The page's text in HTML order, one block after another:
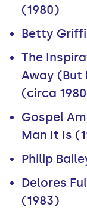
(1980)
Betty
The
Away (But
(circa
Gospel
Man It Is
Philip
Delores
(1983)